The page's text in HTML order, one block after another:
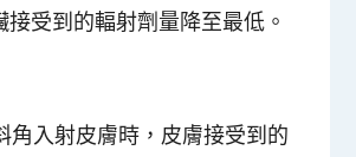
受到的輻射劑量降至最低。
角入射皮膚時，皮膚接受到的